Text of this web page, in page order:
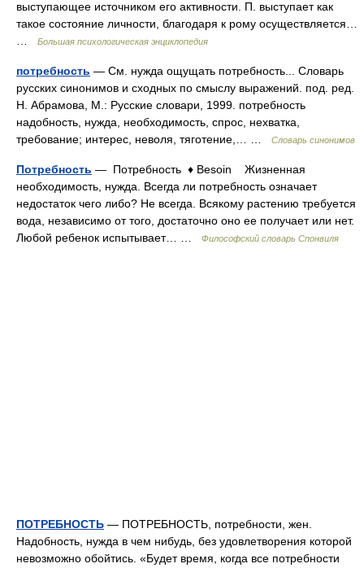
выступающее источником его активности. П. выступает как
такое состояние личности, благодаря к рому осуществляется…
Большая психологическая энциклопедия
потребность — См. нужда ощущать потребность... Словарь
русских синонимов и сходных по смыслу выражений. под. ред.
Н. Абрамова, М.: Русские словари, 1999. потребность
надобность, нужда, необходимость, спрос, нехватка,
требование; интерес, неволя, тяготение,… …
Словарь синонимов
Потребность — Потребность ♦ Besoin Жизненная
необходимость, нужда. Всегда ли потребность означает
недостаток чего либо? Не всегда. Всякому растению требуется
вода, независимо от того, достаточно оно ее получает или нет.
Любой ребенок испытывает… …
Философский словарь Спонвиля
ПОТРЕБНОСТЬ — ПОТРЕБНОСТЬ, потребности, жен.
Надобность, нужда в чем нибудь, без удовлетворения которой
невозможно обойтись. «Будет время, когда все потребности